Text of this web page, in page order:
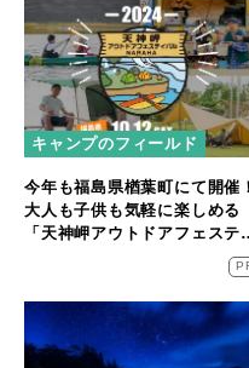
キャンプのフィールド
今年も福島県楢葉町にて開催！
大人も子供も気軽に楽しめる
「天神岬アウトドアフェステ